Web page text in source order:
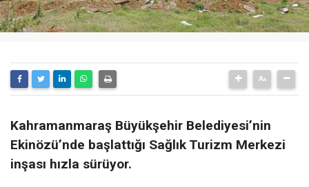
Kahramanmaraş Büyükşehir Belediyesi’nin
Ekinözü’nde başlattığı Sağlık Turizm Merkezi
inşası hızla sürüyor.